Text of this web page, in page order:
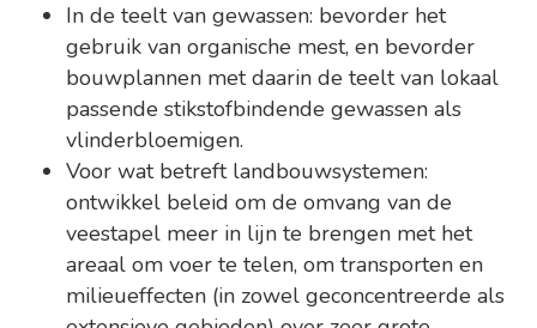
In de teelt van gewassen: bevorder het
gebruik van organische mest, en bevorder
bouwplannen met daarin de teelt van lokaal
passende stikstofbindende gewassen als
vlinderbloemigen.
Voor wat betreft landbouwsystemen:
ontwikkel beleid om de omvang van de
veestapel meer in lijn te brengen met het
areaal om voer te telen, om transporten en
milieueffecten (in zowel geconcentreerde als